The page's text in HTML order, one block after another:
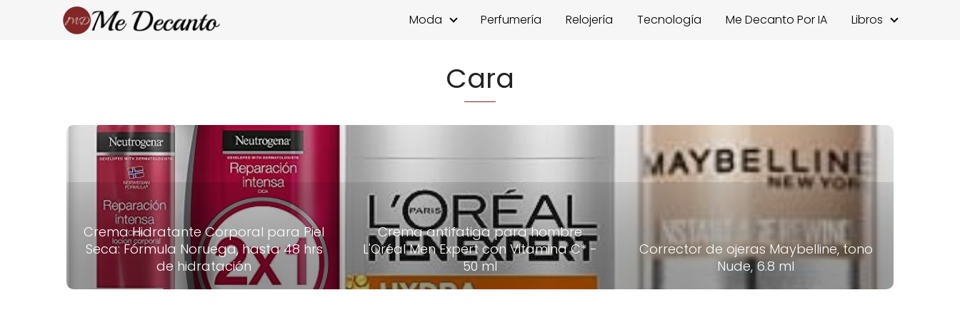
Moda Perfumería Relojería Tecnología Me Decanto Por IA Libros
Cara
Crema Hidratante Corporal para Piel
Seca: Fórmula Noruega, hasta 48 hrs
de hidratación
Crema antifatiga para hombre
L'Oréal Men Expert con Vitamina C* -
50 ml
Corrector de ojeras Maybelline, tono
Nude, 6.8 ml